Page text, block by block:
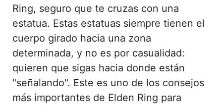
Ring, seguro que te cruzas con una
estatua. Estas estatuas siempre tienen el
cuerpo girado hacia una zona
determinada, y no es por casualidad:
quieren que sigas hacia donde están
"señalando". Este es uno de los consejos
más importantes de Elden Ring para